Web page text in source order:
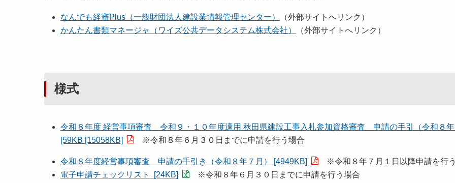
なんでも経審Plus（一般財団法人建設業情報管理センター）
（外部サイトへリンク）
かんたん書類マネージャ（ワイズ公共データシステム株式会社）
（外部サイトへリンク）
様式
令和８年度 経営事項審査 令和９・１０年度適用 秋田県建設工事入札参加資格審査 申請の手引（令和８年
[59KB [15058KB]
※令和８年６月３０日までに申請を行う場合
令和８年度経営事項審査 申請の手引き（令和８年７月） [4949KB]
※令和８年７月１日以降申請を行
電子申請チェックリスト [24KB]
※令和８年６月３０日までに申請を行う場合